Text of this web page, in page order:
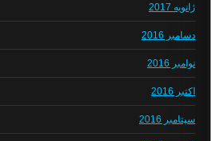
ژانویه 2017
دسامبر 2016
نوامبر 2016
اکتبر 2016
سپتامبر 2016